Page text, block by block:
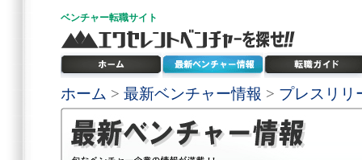
ベンチャー転職サイト
ホーム > 最新ベンチャー情報 > プレスリリ